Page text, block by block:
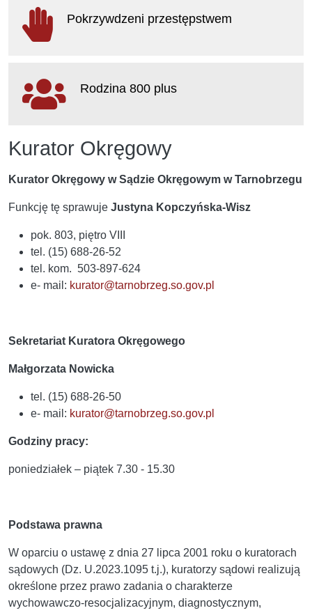
Kurator Okręgowy
Kurator Okręgowy w Sądzie Okręgowym w Tarnobrzegu
Funkcję tę sprawuje Justyna Kopczyńska-Wisz
pok. 803, piętro VIII
tel. (15) 688-26-52
tel. kom. 503-897-624
e- mail: kurator@tarnobrzeg.so.gov.pl
Sekretariat Kuratora Okręgowego
Małgorzata Nowicka
tel. (15) 688-26-50
e- mail: kurator@tarnobrzeg.so.gov.pl
Godziny pracy:
poniedziałek – piątek 7.30 - 15.30
Podstawa prawna
W oparciu o ustawę z dnia 27 lipca 2001 roku o kuratorach
sądowych (Dz. U.2023.1095 t.j.), kuratorzy sądowi realizują
określone przez prawo zadania o charakterze
wychowawczo-resocjalizacyjnym, diagnostycznym,
Pokrzywdzeni przestępstwem
Rodzina 800 plus